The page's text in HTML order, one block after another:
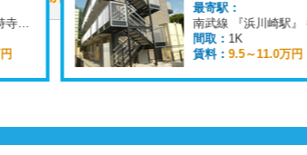
京急本線 『花月総持寺駅』 徒歩 3分
最寄駅：
間取： 1K
賃料：9.5～11.0万円